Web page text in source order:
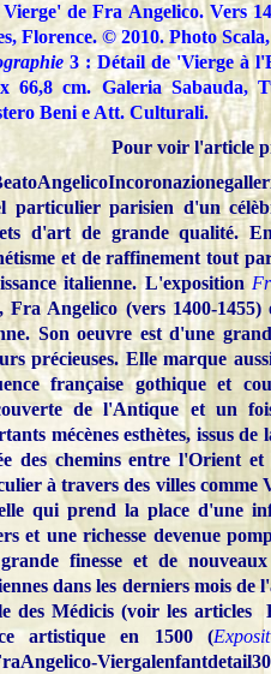
de Fra Angelico. Vers
Florence. © 2010. Photo
3 : Détail de 'Vierge à
66,8 cm. Galeria Sabauda,
Beni e Att. Culturali.
Pour voir l'article
particulier parisien d'un
d'art de grande qualité.
et de raffinement tout
italienne. L'exposition
Fra Angelico (vers 1400-
Son oeuvre est d'une
précieuses. Elle marque
française gothique et
de l'Antique et un
mécènes esthètes, issus
des chemins entre l'Orient
à travers des villes comme
qui prend la place d'une
et une richesse devenue
finesse et de
dans les derniers mois de
des Médicis (voir les articles
artistique en 1500 (